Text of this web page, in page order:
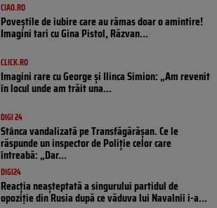
CIAO.RO
Poveştile de iubire care au rămas doar o amintire!
Imagini tari cu Gina Pistol, Răzvan...
CLICK.RO
Imagini rare cu George și Ilinca Simion: „Am revenit
în locul unde am trăit una...
DIGI 24
Stânca vandalizată pe Transfăgărășan. Ce le
răspunde un inspector de Poliție celor care
întreabă: „Dar...
DIGI24
Reacția neașteptată a singurului partidul de
opoziţie din Rusia după ce văduva lui Navalnîi i-a...